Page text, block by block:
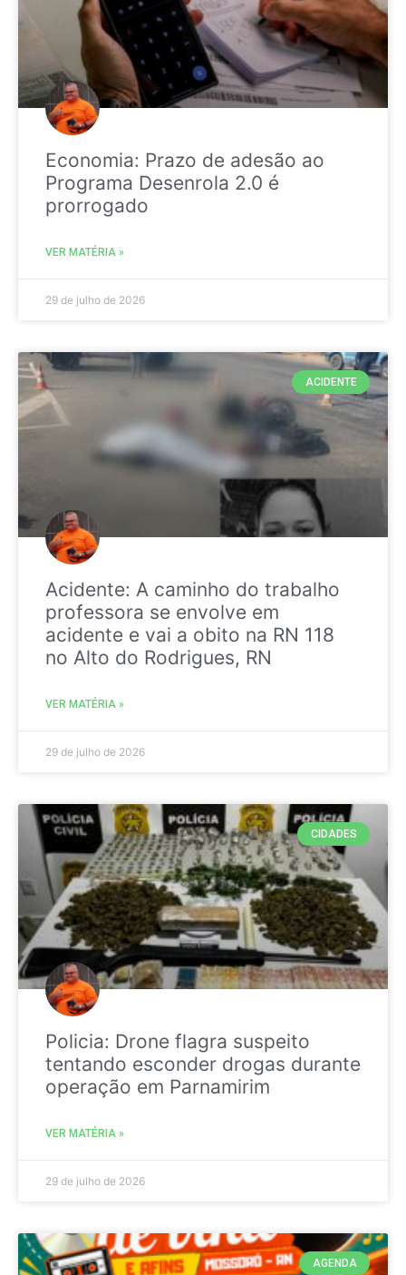
Economia: Prazo de adesão ao
Programa Desenrola 2.0 é
prorrogado
VER MATÉRIA »
29 de julho de 2026
ACIDENTE
Acidente: A caminho do trabalho
professora se envolve em
acidente e vai a obito na RN 118
no Alto do Rodrigues, RN
VER MATÉRIA »
29 de julho de 2026
CIDADES
Policia: Drone flagra suspeito
tentando esconder drogas durante
operação em Parnamirim
VER MATÉRIA »
29 de julho de 2026
AGENDA